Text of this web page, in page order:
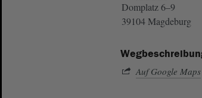
Domplatz 6–9
39104 Magdeburg
Auf Google Maps